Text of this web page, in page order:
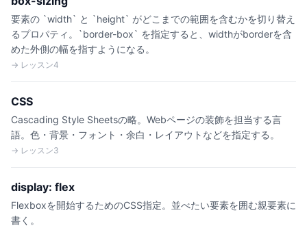
要素の `width` と `height` がどこまでの範囲を含むかを切り替え
るプロパティ。`border-box` を指定すると、widthがborderを含
めた外側の幅を指すようになる。
→ レッスン4
CSS
Cascading Style Sheetsの略。Webページの装飾を担当する言
語。色・背景・フォント・余白・レイアウトなどを指定する。
→ レッスン3
display: flex
Flexboxを開始するためのCSS指定。並べたい要素を囲む親要素に
書く。